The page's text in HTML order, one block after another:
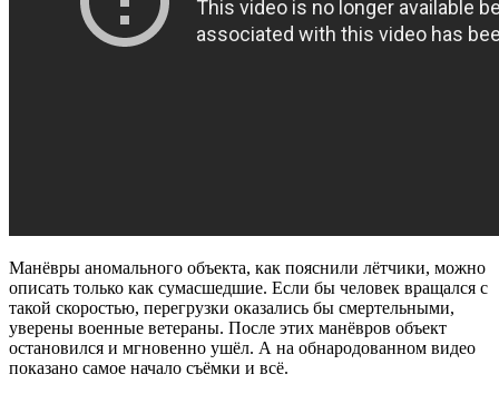
Манёвры аномального объекта, как пояснили лётчики, можно
описать только как сумасшедшие. Если бы человек вращался с
такой скоростью, перегрузки оказались бы смертельными,
уверены военные ветераны. После этих манёвров объект
остановился и мгновенно ушёл. А на обнародованном видео
показано самое начало съёмки и всё.